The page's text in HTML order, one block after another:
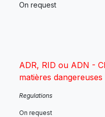
On request
ADR, RID ou ADN -
matières dangereuses
Regulations
On request